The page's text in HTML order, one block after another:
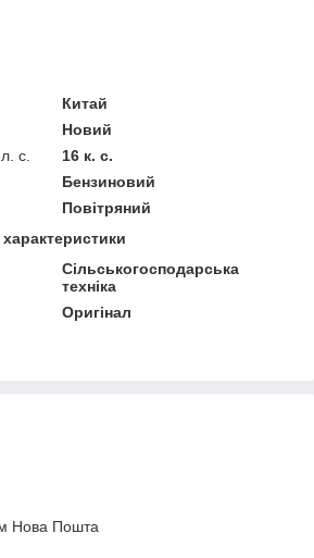
Китай
Новий
с.
16 к. с.
Бензиновий
Повітряний
Сільськогосподарська
техніка
Оригінал
Нова Пошта